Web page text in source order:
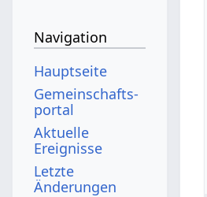
Navigation
Hauptseite
Gemeinschafts­
portal
Aktuelle
Ereignisse
Letzte
Änderungen